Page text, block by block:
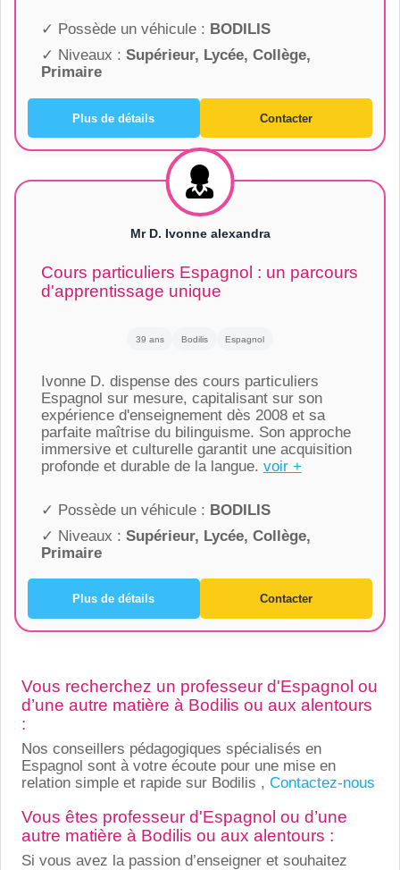
✓ Possède un véhicule : BODILIS
✓ Niveaux : Supérieur, Lycée, Collège,
Primaire
Plus de détails Contacter
Mr D. Ivonne alexandra
Cours particuliers Espagnol : un parcours
d'apprentissage unique
39 ans Bodilis Espagnol
Ivonne D. dispense des cours particuliers
Espagnol sur mesure, capitalisant sur son
expérience d'enseignement dès 2008 et sa
parfaite maîtrise du bilinguisme. Son approche
immersive et culturelle garantit une acquisition
profonde et durable de la langue. voir +
✓ Possède un véhicule : BODILIS
✓ Niveaux : Supérieur, Lycée, Collège,
Primaire
Plus de détails Contacter
Vous recherchez un professeur d'Espagnol ou
d’une autre matière à Bodilis ou aux alentours
:
Nos conseillers pédagogiques spécialisés en
Espagnol sont à votre écoute pour une mise en
relation simple et rapide sur Bodilis , Contactez-nous
Vous êtes professeur d'Espagnol ou d’une
autre matière à Bodilis ou aux alentours :
Si vous avez la passion d’enseigner et souhaitez